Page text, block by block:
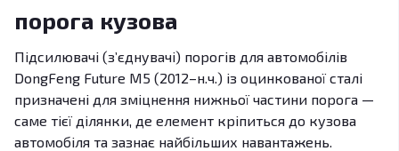
порога кузова
Підсилювачі (з’єднувачі) порогів для автомобілів
DongFeng Future M5 (2012–н.ч.) із оцинкованої сталі
призначені для зміцнення нижньої частини порога —
саме тієї ділянки, де елемент кріпиться до кузова
автомобіля та зазнає найбільших навантажень.